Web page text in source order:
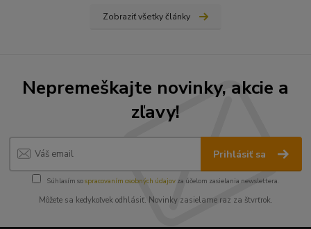
Zobraziť všetky články
Nepremeškajte novinky, akcie a
zľavy!
Prihlásiť sa
Súhlasím sospracovaním osobných údajov za účelom zasielania newslettera.
Môžete sa kedykoľvek odhlásiť. Novinky zasielame raz za štvrťrok.